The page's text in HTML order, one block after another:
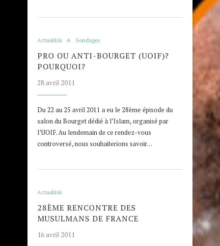
Actualités Sondages
PRO OU ANTI-BOURGET (UOIF)?
POURQUOI?
28 avril 2011
Du 22 au 25 avril 2011 a eu le 28ème épisode du
salon du Bourget dédié à l’Islam, organisé par
l’UOIF. Au lendemain de ce rendez-vous
controversé, nous souhaiterions savoir…
Actualités
28ÈME RENCONTRE DES
MUSULMANS DE FRANCE
16 avril 2011